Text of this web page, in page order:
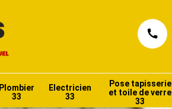
Plombier
33
Electricien
33
Pose tapisserie
et toile de verre
33